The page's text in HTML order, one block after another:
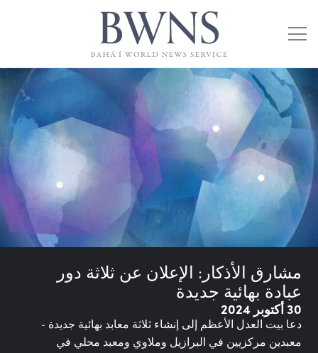
مشارق الأذكار: الإعلان عن ثلاثة دور
عبادة بهائية جديدة
30 أكتوبر 2024
دعا بيت العدل الأعظم إلى إنشاء ثلاثة معابد بهائية جديدة -
معبدين مركزيين في البرازيل وملاوي ومعبد محلي في